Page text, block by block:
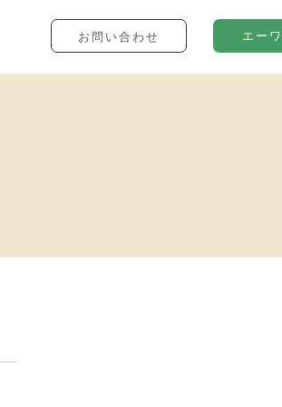
お問い合わせ エー